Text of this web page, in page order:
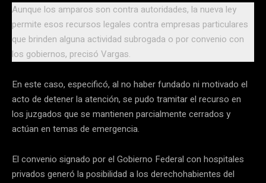
Aunque los amparos son contra autoridades, la nueva ley
permite esos recursos legales contra empresas particulares
que brinden alguna actividad subrogada o por convenio con
los gobiernos, precisó Vargas.
En este caso, especificó, al no haber fundado ni motivado el
acto de detener la atención, se pudo tramitar el recurso en
los juzgados que se mantienen parcialmente cerrados y
actúan en temas de emergencia.
El convenio signado por el Gobierno Federal con hospitales
privados generó la posibilidad a los derechohabientes del